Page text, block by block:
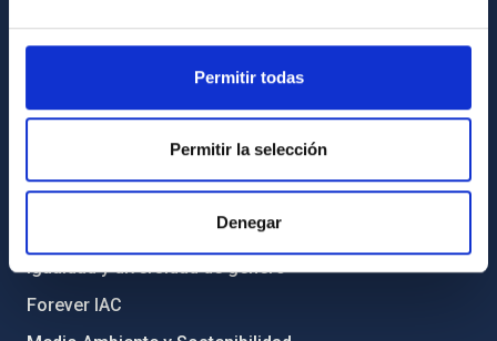
Permitir todas
Permitir la selección
Denegar
Registro general
INFORMACIÓN INSTITUCIONAL
Transparencia
Código ético y política antifraude
Igualdad y diversidad de género
Forever IAC